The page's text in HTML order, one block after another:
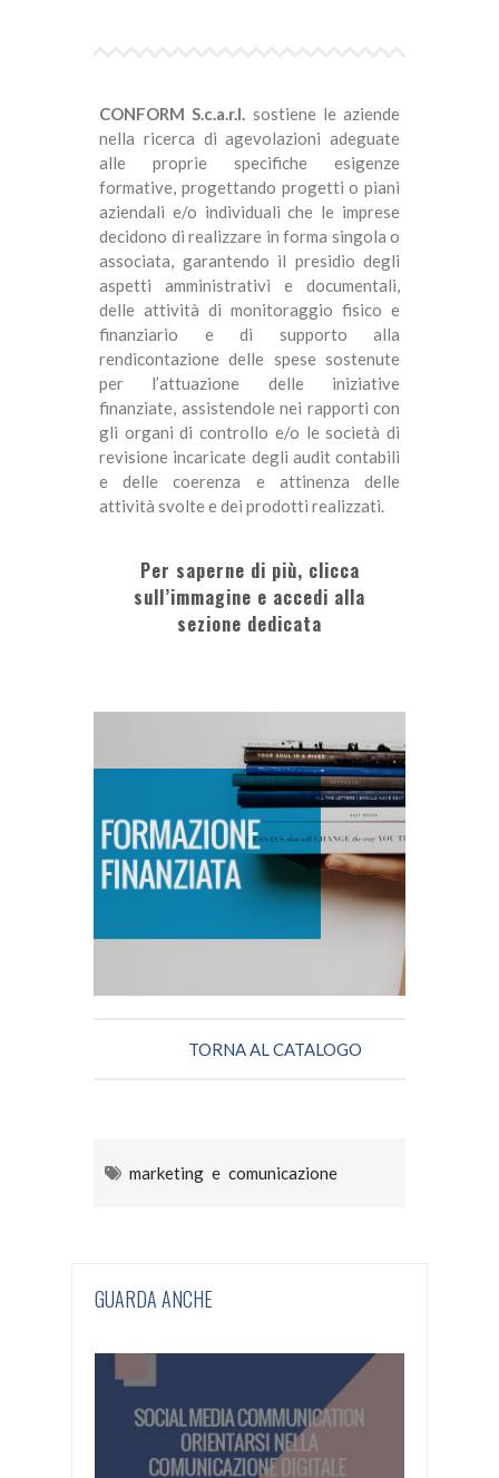
CONFORM S.c.a.r.l. sostiene le aziende
nella ricerca di agevolazioni adeguate
alle proprie specifiche esigenze
formative, progettando progetti o piani
aziendali e/o individuali che le imprese
decidono di realizzare in forma singola o
associata, garantendo il presidio degli
aspetti amministrativi e documentali,
delle attività di monitoraggio fisico e
finanziario e di supporto alla
rendicontazione delle spese sostenute
per l’attuazione delle iniziative
finanziate, assistendole nei rapporti con
gli organi di controllo e/o le società di
revisione incaricate degli audit contabili
e delle coerenza e attinenza delle
attività svolte e dei prodotti realizzati.
Per saperne di più, clicca
sull’immagine e accedi alla
sezione dedicata
FORMAZIONE FINANZIATA
SCOPRI DI PIÙ
TORNA AL CATALOGO
marketing e comunicazione
GUARDA ANCHE